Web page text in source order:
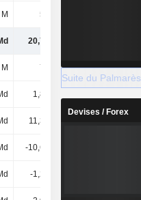
517 M
20,78 Md
765 M 765 M
1,81 Md
11,31 Md
-10,63 Md
-1,25 Md
Suite du Palmarès
Devises / Forex